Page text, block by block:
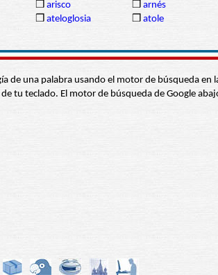
❒ arisco ❒ arnés
❒ ateloglosia ❒ atole
de una palabra usando el motor de búsqueda en
tu teclado. El motor de búsqueda de Google